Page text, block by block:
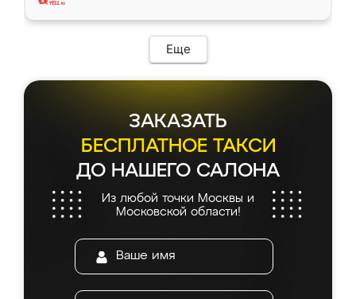
Еще
ЗАКАЗАТЬ
БЕСПЛАТНОЕ ТАКСИ
ДО НАШЕГО САЛОНА
Из любой точки Москвы и
Московской области!